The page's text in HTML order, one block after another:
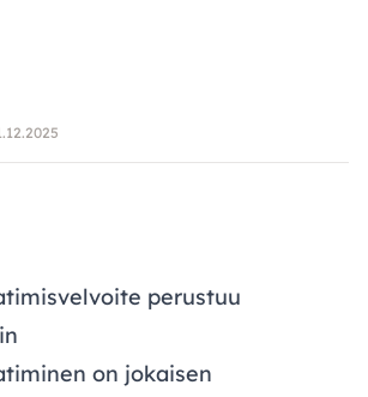
perustuu
on jokaisen